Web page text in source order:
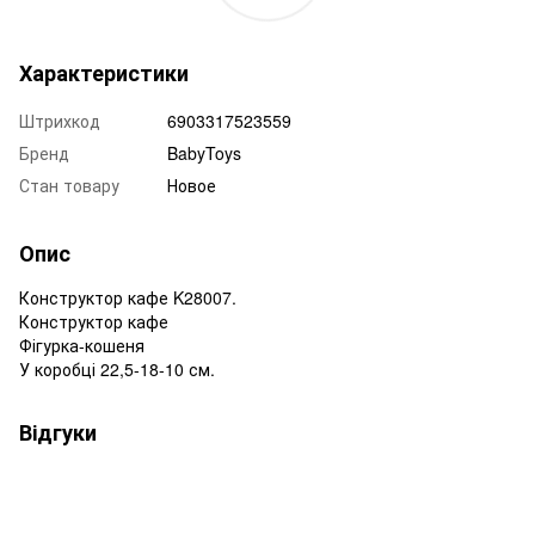
Характеристики
Штрихкод
6903317523559
Бренд
BabyToys
Стан товару
Новое
Опис
Конструктор кафе K28007.
Конструктор кафе
Фігурка-кошеня
У коробці 22,5-18-10 см.
Відгуки